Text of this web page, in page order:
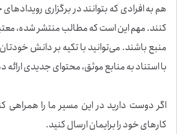
هم به افرادی که بتوانند در برگزاری
کنند. مهم این است که مطالب منتشر شده،
منبع باشند. می‌توانید با تکیه بر
اگر دوست دارید در این مسیر ما را همراهی
کارهای خود را برایمان ارسال کنید.